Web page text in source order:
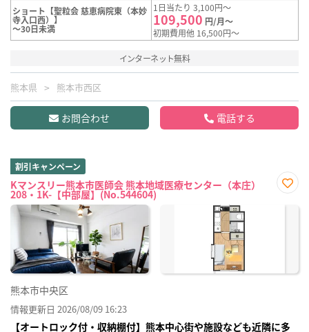
ショート【聖粒会 慈恵病院東（本妙
寺入口西）】
～30日未満
1日当たり 3,100円～
109,500 円/月～
初期費用他 16,500円～
インターネット無料
熊本県 熊本市西区
お問合わせ 電話する
割引キャンペーン
Kマンスリー熊本市医師会 熊本地域医療センター（本庄）
208・1K-【中部屋】(No.544604)
に入
熊本市中央区
情報更新日 2026/08/09 16:23
【オートロック付・収納棚付】熊本中心街や施設なども近隣に多